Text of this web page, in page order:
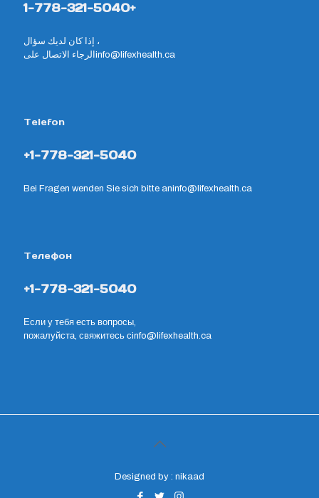
1-778-321-5040+
إذا كان لديك سؤال ،
الرجاء الاتصال على info@lifexhealth.ca
Telefon
+1-778-321-5040
Bei Fragen wenden Sie sich bitte aninfo@lifexhealth.ca
Телефон
+1-778-321-5040
Если у тебя есть вопросы,
пожалуйста, свяжитесь сinfo@lifexhealth.ca
Designed by : nikaad